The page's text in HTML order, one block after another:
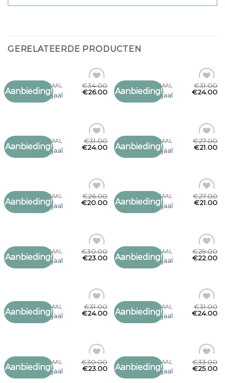
GERELATEERDE PRODUCTEN
Aanbieding!
Toevoegen
REGENBOOG SJAAL
regenboog sjaal
€34.00
€26.00 Aanbieding!
Toevoegen
REGENBOOG SJAAL
regenboog sjaal
€31.00
€24.00
Aanbieding!
Toevoegen
REGENBOOG SJAAL
regenboog sjaal
€31.00
€24.00 Aanbieding!
Toevoegen
REGENBOOG SJAAL
regenboog sjaal
€27.00
€21.00
Aanbieding!
Toevoegen
REGENBOOG SJAAL
regenboog sjaal
€26.00
€20.00 Aanbieding!
Toevoegen
REGENBOOG SJAAL
regenboog sjaal
€27.00
€21.00
Aanbieding!
Toevoegen
REGENBOOG SJAAL
regenboog sjaal
€30.00
€23.00 Aanbieding!
Toevoegen
REGENBOOG SJAAL
regenboog sjaal
€29.00
€22.00
Aanbieding!
Toevoegen
REGENBOOG SJAAL
regenboog sjaal
€31.00
€24.00 Aanbieding!
Toevoegen
REGENBOOG SJAAL
regenboog sjaal
€31.00
€24.00
Aanbieding!
Toevoegen
REGENBOOG SJAAL
regenboog sjaal
€30.00
€23.00 Aanbieding!
Toevoegen
REGENBOOG SJAAL
regenboog sjaal
€33.00
€25.00